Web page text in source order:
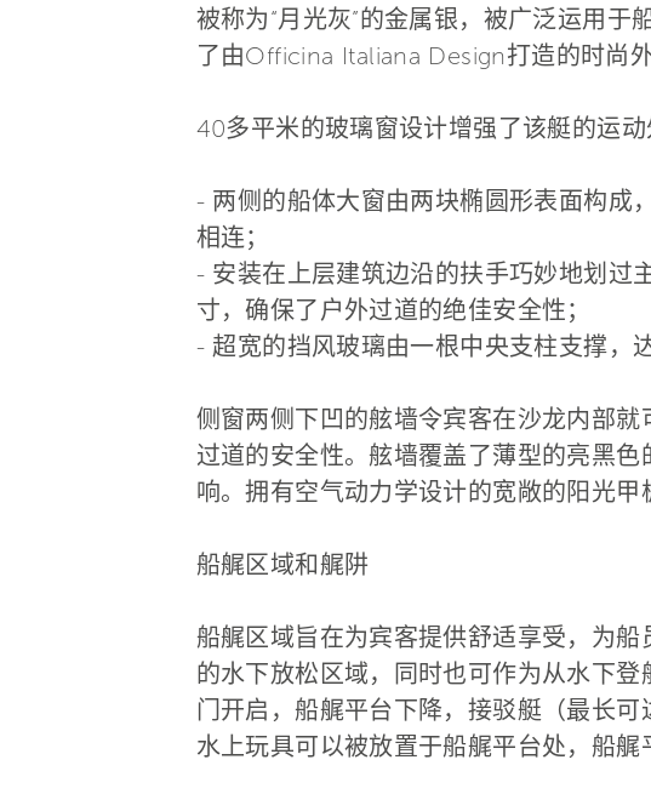
被称为“月光灰”的金属银，被广泛运用于
了由Officina Italiana Design打造的时尚外
40多平米的玻璃窗设计增强了该艇的运动
- 两侧的船体大窗由两块椭圆形表面构
相连；
- 安装在上层建筑边沿的扶手巧妙地划过
寸，确保了户外过道的绝佳安全性；
- 超宽的挡风玻璃由一根中央支柱支撑，
侧窗两侧下凹的舷墙令宾客在沙龙内部
过道的安全性。舷墙覆盖了薄型的亮黑
响。拥有空气动力学设计的宽敞的阳光
船艉区域和艉阱
船艉区域旨在为宾客提供舒适享受，为
的水下放松区域，同时也可作为从水下
门开启，船艉平台下降，接驳艇（最长
水上玩具可以被放置于船艉平台处，船艉